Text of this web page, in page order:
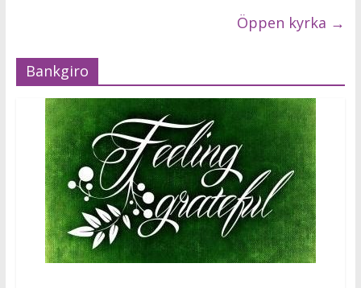
Öppen kyrka →
Bankgiro